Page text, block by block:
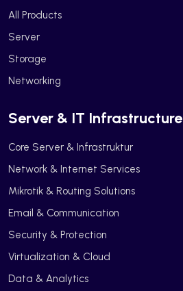
All Products
Server
Storage
Networking
Server & IT Infrastructure
Core Server & Infrastruktur
Network & Internet Services
Mikrotik & Routing Solutions
Email & Communication
Security & Protection
Virtualization & Cloud
Data & Analytics